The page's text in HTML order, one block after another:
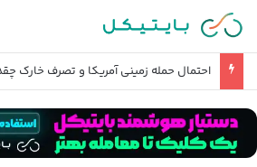
احتمال حمله زمینی آمریکا و تصرف خارک